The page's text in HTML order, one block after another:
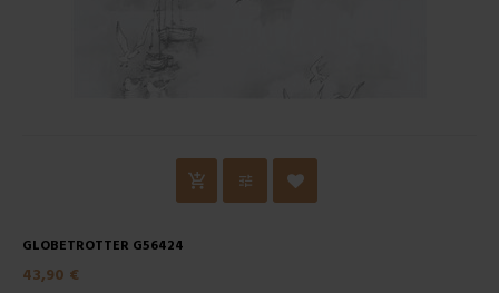
GLOBETROTTER G56424
43,90 €